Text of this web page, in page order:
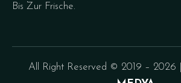
Bis Zur Frische.
All Right Reserved © 2019 – 2026 |